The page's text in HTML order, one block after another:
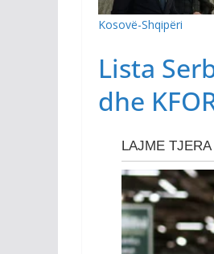
Kosovë-Shqipëri
Lista
dhe